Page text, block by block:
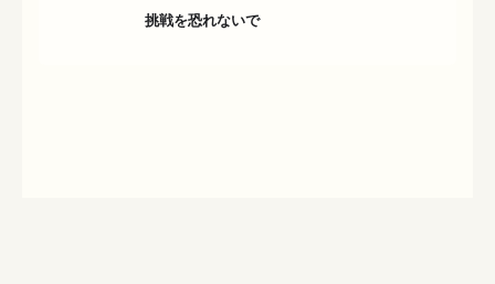
挑戦を恐れないで